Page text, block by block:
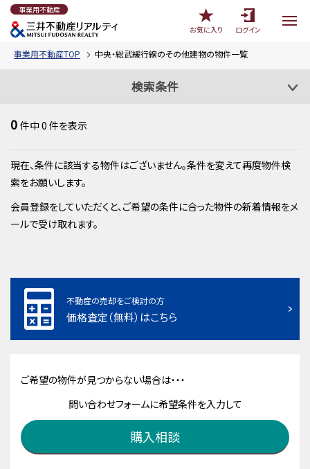
事業用不動産
お気に入り
ログイン
事業用不動産TOP 中央・総武緩行線のその他建物の物件一覧
検索条件
0 件中0 件を表示
現在、条件に該当する物件はございません。条件を変えて再度物件検
索をお願いします。
会員登録をしていただくと、ご希望の条件に合った物件の新着情報をメ
ールで受け取れます。
不動産の売却をご検討の方
価格査定（無料）はこちら
ご希望の物件が見つからない場合は・・・
問い合わせフォームに希望条件を入力して
購入相談